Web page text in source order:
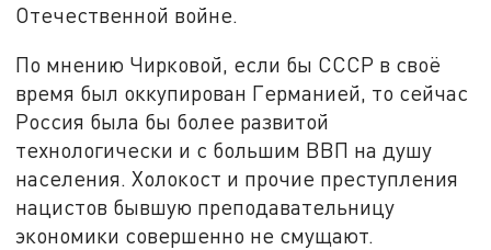
Отечественной войне.
По мнению Чирковой, если бы СССР в своё
время был оккупирован Германией, то сейчас
Россия была бы более развитой
технологически и с большим ВВП на душу
населения. Холокост и прочие преступления
нацистов бывшую преподавательницу
экономики совершенно не смущают.